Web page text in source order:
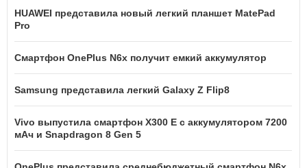
HUAWEI представила новый легкий планшет MatePad
Pro
Смартфон OnePlus N6x получит емкий аккумулятор
Samsung представила легкий Galaxy Z Flip8
Vivo выпустила смартфон X300 E с аккумулятором 7200
мАч и Snapdragon 8 Gen 5